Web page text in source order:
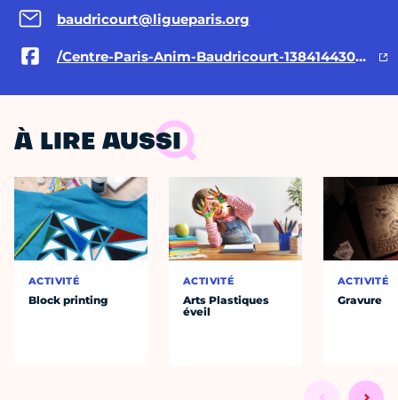
baudricourt@ligueparis.org
/Centre-Paris-Anim-Baudricourt-1384144308336964/
À LIRE AUSSI
ACTIVITÉ
Block printing
ACTIVITÉ
Arts Plastiques
éveil
ACTIVITÉ
Gravure